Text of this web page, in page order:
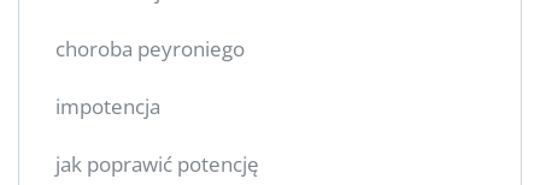
choroba peyroniego
impotencja
jak poprawić potencję